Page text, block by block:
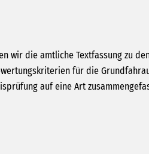
wir die amtliche Textfassung zu
für die
auf eine Art